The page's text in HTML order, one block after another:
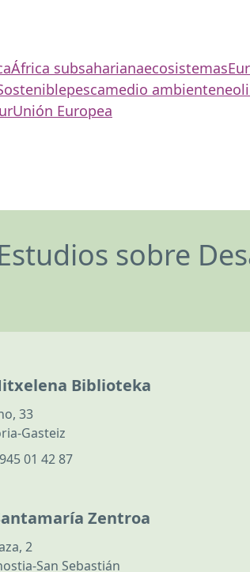
África subsaharianaecosistemas
pescamedio ambiente
Unión Europea
sobre
Biblioteka
33
Gasteiz
01 42 87
Zentroa
2
San Sebastián